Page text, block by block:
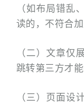
（如布局错
读的，不符合加
（二）文章
跳转第三方才
（三）页面